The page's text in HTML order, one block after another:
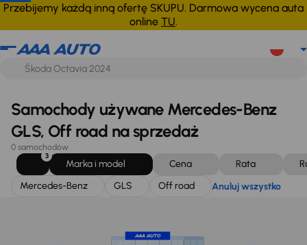
Przebijemy każdą inną ofertę SKUPU. Darmowa wycena auta
online TU.
Mercedes-Benz GLS Off road Anuluj wszystko
Samochody używane Mercedes-Benz
GLS, Off road na sprzedaż
0 samochodów
3
Marka i model Cena Rata
Mercedes-Benz
GLS Off road Anuluj wszystko